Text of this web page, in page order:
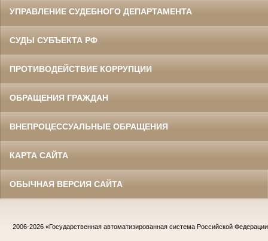
УПРАВЛЕНИЕ СУДЕБНОГО ДЕПАРТАМЕНТА
СУДЫ СУБЪЕКТА РФ
ПРОТИВОДЕЙСТВИЕ КОРРУПЦИИ
ОБРАЩЕНИЯ ГРАЖДАН
ВНЕПРОЦЕССУАЛЬНЫЕ ОБРАЩЕНИЯ
КАРТА САЙТА
ОБЫЧНАЯ ВЕРСИЯ САЙТА
2006-2026 «Государственная автоматизированная система Российской